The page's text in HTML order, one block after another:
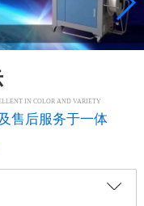
IN COLOR AND VARIETY
售后服务于一体